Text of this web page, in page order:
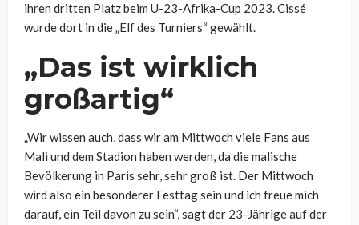
ihren dritten Platz beim U-23-Afrika-Cup 2023. Cissé
wurde dort in die „Elf des Turniers“ gewählt.
„Das ist wirklich
großartig“
„Wir wissen auch, dass wir am Mittwoch viele Fans aus
Mali und dem Stadion haben werden, da die malische
Bevölkerung in Paris sehr, sehr groß ist. Der Mittwoch
wird also ein besonderer Festtag sein und ich freue mich
darauf, ein Teil davon zu sein“, sagt der 23-Jährige auf der